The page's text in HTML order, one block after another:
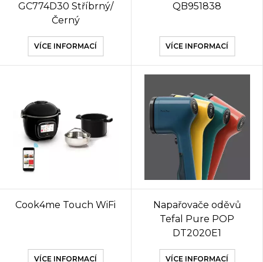
GC774D30 Stříbrný/
Černý
VÍCE INFORMACÍ
QB951838
VÍCE INFORMACÍ
Cook4me Touch WiFi
VÍCE INFORMACÍ
Napařovače oděvů
Tefal Pure POP
DT2020E1
VÍCE INFORMACÍ